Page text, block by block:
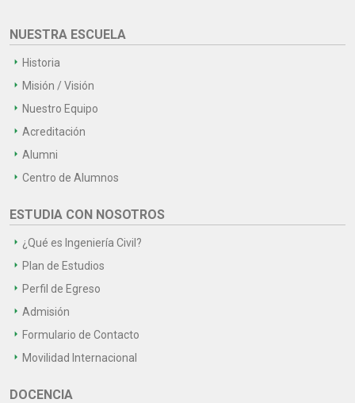
NUESTRA ESCUELA
Historia
Misión / Visión
Nuestro Equipo
Acreditación
Alumni
Centro de Alumnos
ESTUDIA CON NOSOTROS
¿Qué es Ingeniería Civil?
Plan de Estudios
Perfil de Egreso
Admisión
Formulario de Contacto
Movilidad Internacional
DOCENCIA